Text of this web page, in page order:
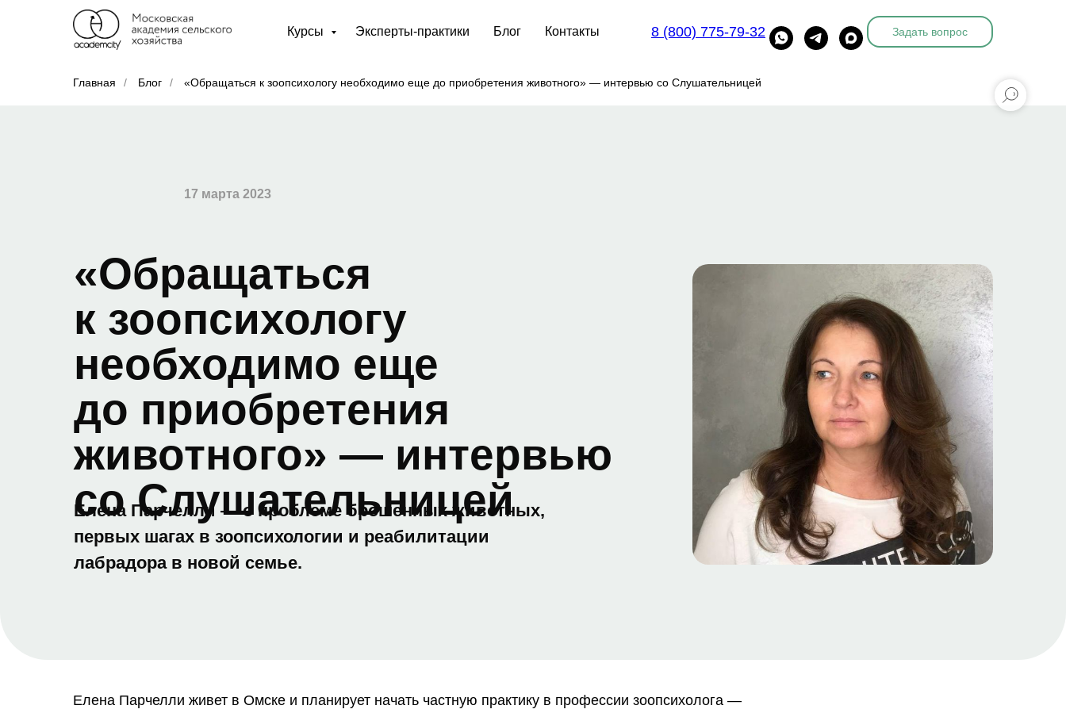
Курсы Эксперты-практики Блог Контакты 8 (800) 775-79-32 Задать вопрос
Главная / Блог / «Обращаться к зоопсихологу необходимо еще до приобретения животного» — интервью со Слушательницей
«Обращаться
к зоопсихологу
необходимо еще
до приобретения
животного» — интервью
со Слушательницей
Елена Парчелли — о проблеме брошенных животных,
первых шагах в зоопсихологии и реабилитации
лабрадора в новой семье.
17 марта 2023
Елена Парчелли живет в Омске и планирует начать частную практику в профессии зоопсихолога —